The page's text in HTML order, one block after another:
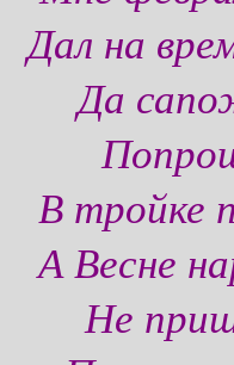
Дал на
Да
В тройке
А Весне
Не